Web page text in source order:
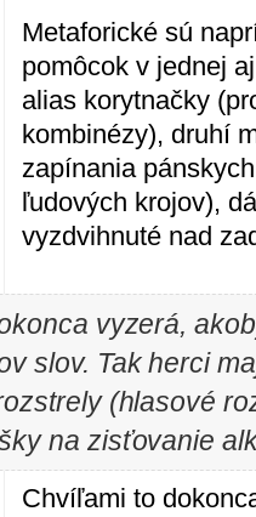
Metaforické sú
pomôcok v jednej
alias korytnačky
kombinézy), druhí
zapínania
ľudových krojov),
vyzdvihnuté nad
vyzerá,
slov. Tak herci
(hlasové
na zisťovanie
Chvíľami to